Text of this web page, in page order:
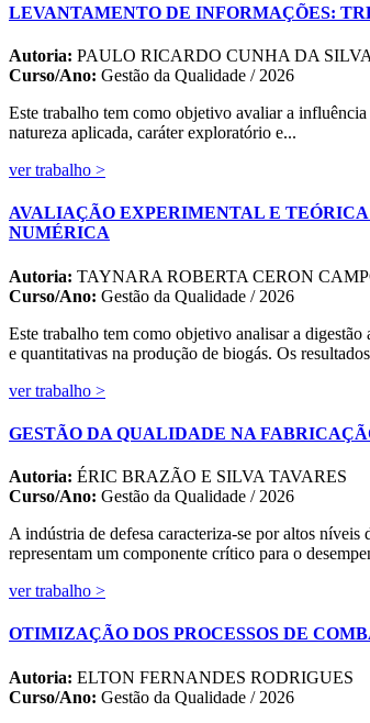
LEVANTAMENTO DE INFORMAÇÕES:
Autoria: PAULO RICARDO CUNHA DA SILVA
Curso/Ano: Gestão da Qualidade / 2026
Este trabalho tem como objetivo avaliar a
natureza aplicada, caráter exploratório e...
ver trabalho >
AVALIAÇÃO EXPERIMENTAL E
NUMÉRICA
Autoria: TAYNARA ROBERTA CERON
Curso/Ano: Gestão da Qualidade / 2026
Este trabalho tem como objetivo analisar a digestão
e quantitativas na produção de biogás. Os
ver trabalho >
GESTÃO DA QUALIDADE NA
Autoria: ÉRIC BRAZÃO E SILVA TAVARES
Curso/Ano: Gestão da Qualidade / 2026
A indústria de defesa caracteriza-se por altos
representam um componente crítico para o
ver trabalho >
OTIMIZAÇÃO DOS PROCESSOS DE
Autoria: ELTON FERNANDES RODRIGUES
Curso/Ano: Gestão da Qualidade / 2026